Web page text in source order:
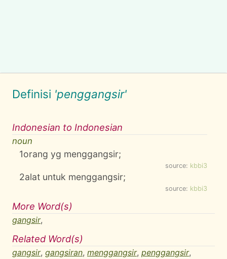
Definisi 'penggangsir'
Indonesian to Indonesian
noun
1orang yg menggangsir;
source: kbbi3
2alat untuk menggangsir;
source: kbbi3
More Word(s)
gangsir,
Related Word(s)
gangsir, gangsiran, menggangsir, penggangsir,